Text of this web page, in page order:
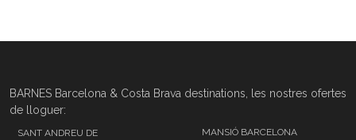
BARNES Barcelona & Costa Brava destinations, les nostres ofertes
de lloguer:
SANT ANDREU DE
MANSIÓ BARCELONA